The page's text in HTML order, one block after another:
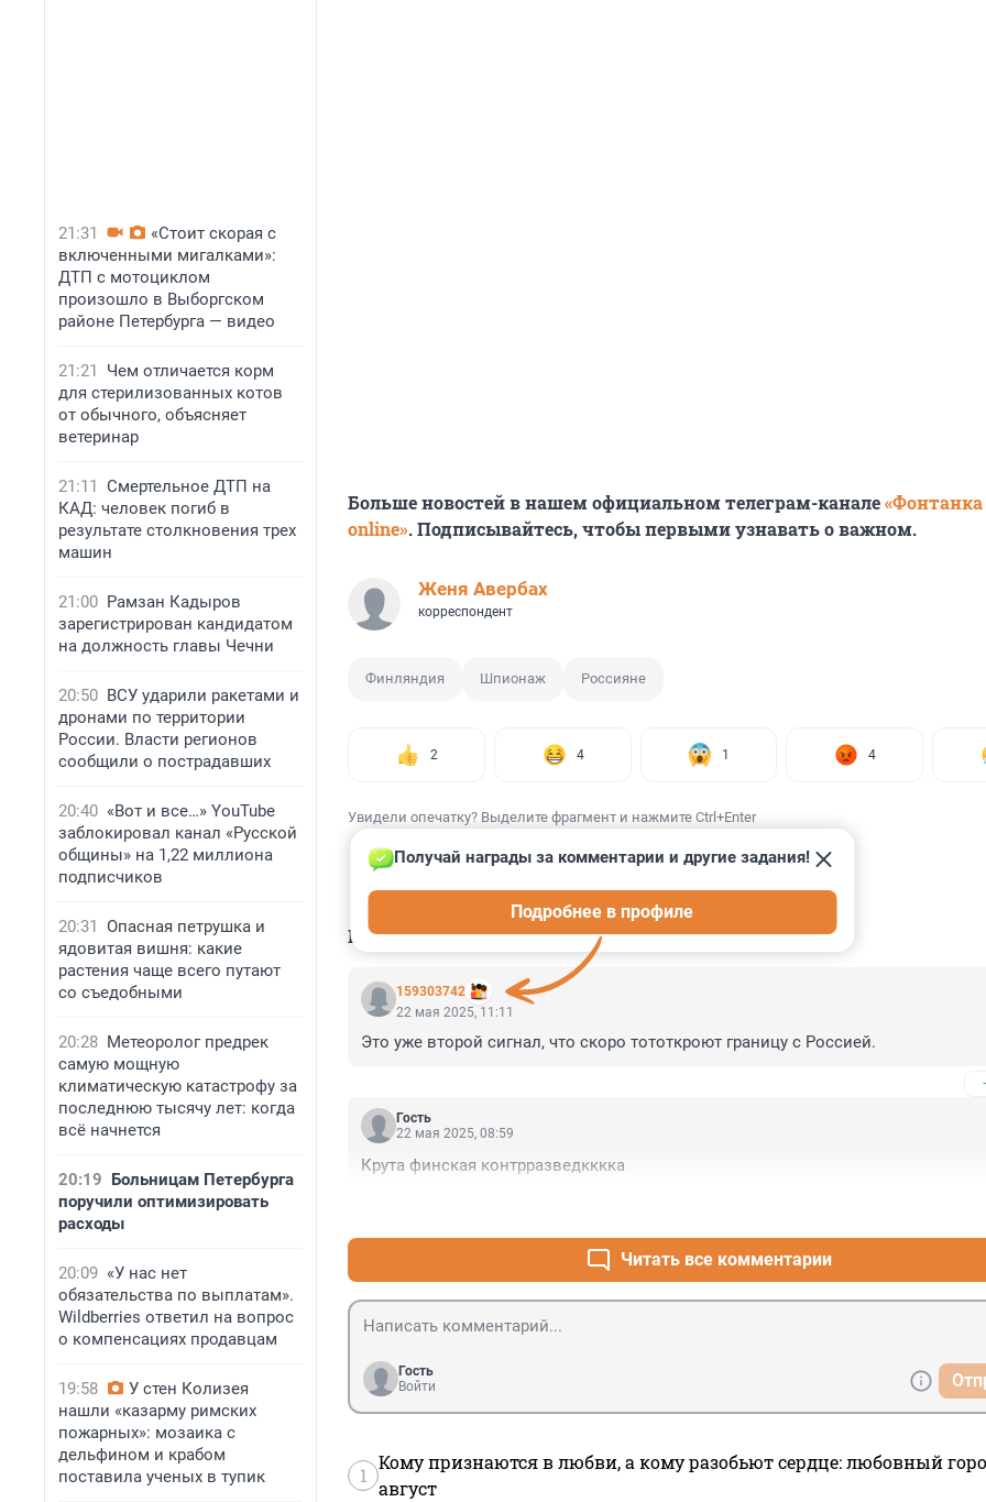
21:31
«Стоит скорая с
включенными мигалками»:
ДТП с мотоциклом
произошло в Выборгском
районе Петербурга — видео
21:21
Чем отличается корм
для стерилизованных котов
от обычного, объясняет
ветеринар
21:11 Смертельное ДТП на
КАД: человек погиб в
результате столкновения трех
машин
21:00 Рамзан Кадыров
зарегистрирован кандидатом
на должность главы Чечни
20:50 ВСУ ударили ракетами и
дронами по территории
России. Власти регионов
сообщили о пострадавших
20:40 «Вот и все…» YouTube
заблокировал канал «Русской
общины» на 1,22 миллиона
подписчиков
20:31 Опасная петрушка и
ядовитая вишня: какие
растения чаще всего путают
со съедобными
20:28 Метеоролог предрек
самую мощную
климатическую катастрофу за
последнюю тысячу лет: когда
всё начнется
20:19 Больницам Петербурга
поручили оптимизировать
расходы
20:09 «У нас нет
обязательства по выплатам».
Wildberries ответил на вопрос
о компенсациях продавцам
19:58
У стен Колизея
нашли «казарму римских
пожарных»: мозаика с
дельфином и крабом
поставила ученых в тупик
Больше новостей в нашем официальном телеграм-канале«Фонтанка
online». Подписывайтесь, чтобы первыми узнавать о важном.
Женя Авербах
корреспондент
Финляндия Шпионаж Россияне
2 4 1 4
Увидели опечатку? Выделите фрагмент и нажмите Ctrl+Enter
КОММЕНТАРИИ 8
159303742
Получай награды за комментарии и другие задания!
Подробнее в профиле
22 мая 2025, 11:11
Это уже второй сигнал, что скоро тототкроют границу с Россией.
Гость
22 мая 2025, 08:59
Крута финская контрразведкккка
Читать все комментарии
Гость
Войти
1
Кому признаются в любви, а кому разобьют сердце: любовный
август